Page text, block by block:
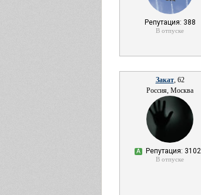
Репутация: 388
В отпуске
Закат, 62
Россия, Москва
А Репутация:
В отпуске